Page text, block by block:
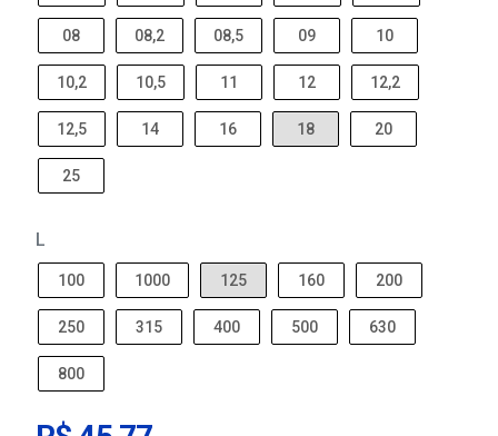
08 08,2 08,5 09 10
10,2 10,5 11 12 12,2
12,5 14 16 18 20
25
L
100 1000 125 160 200
250 315 400 500 630
800